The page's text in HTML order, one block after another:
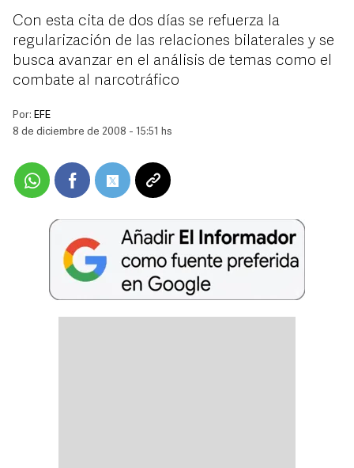
Con esta cita de dos días se refuerza la
regularización de las relaciones bilaterales y se
busca avanzar en el análisis de temas como el
combate al narcotráfico
Por: EFE
8 de diciembre de 2008 - 15:51 hs